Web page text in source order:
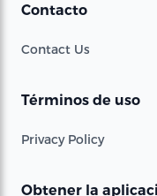
Contacto
Contact Us
Términos de uso
Privacy Policy
Obtener la